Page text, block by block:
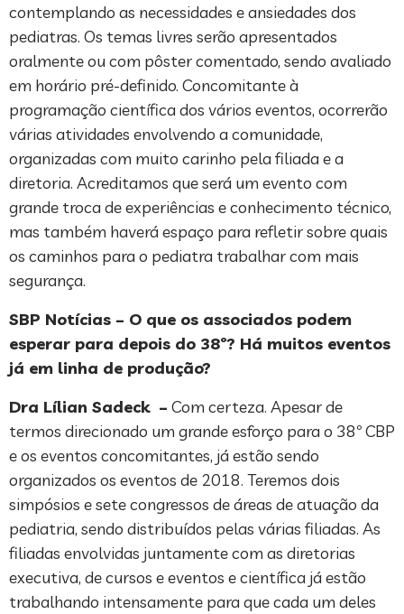
contemplando as necessidades e ansiedades dos
pediatras. Os temas livres serão apresentados
oralmente ou com pôster comentado, sendo avaliado
em horário pré-definido. Concomitante à
programação científica dos vários eventos, ocorrerão
várias atividades envolvendo a comunidade,
organizadas com muito carinho pela filiada e a
diretoria. Acreditamos que será um evento com
grande troca de experiências e conhecimento técnico,
mas também haverá espaço para refletir sobre quais
os caminhos para o pediatra trabalhar com mais
segurança.
SBP Notícias – O que os associados podem
esperar para depois do 38º? Há muitos eventos
já em linha de produção?
Dra Lílian Sadeck – Com certeza. Apesar de
termos direcionado um grande esforço para o 38º CBP
e os eventos concomitantes, já estão sendo
organizados os eventos de 2018. Teremos dois
simpósios e sete congressos de áreas de atuação da
pediatria, sendo distribuídos pelas várias filiadas. As
filiadas envolvidas juntamente com as diretorias
executiva, de cursos e eventos e científica já estão
trabalhando intensamente para que cada um deles